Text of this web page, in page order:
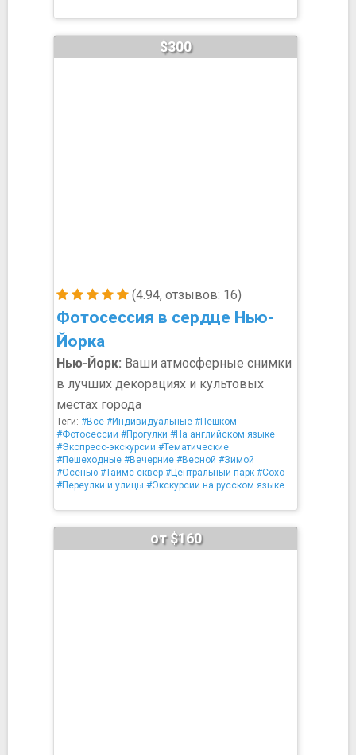
(4.94, отзывов: 16)
Фотосессия в сердце Нью-
Йорка
$300
Нью-Йорк: Ваши атмосферные снимки
в лучших декорациях и культовых
местах города
Теги: #Все #Индивидуальные #Пешком
#Фотосессии #Прогулки #На английском языке
#Экспресс-экскурсии #Тематические
#Пешеходные #Вечерние #Весной #Зимой
#Осенью #Таймс-сквер #Центральный парк #Сохо
#Переулки и улицы #Экскурсии на русском языке
от $160